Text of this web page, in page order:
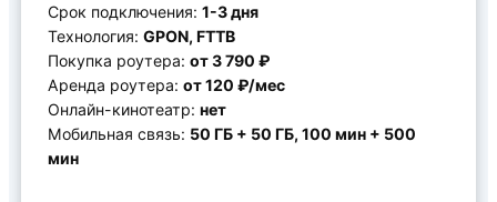
Срок подключения: 1-3 дня
Технология: GPON, FTTB
Покупка роутера: от 3 790 ₽
Аренда роутера: от 120 ₽/мес
Онлайн-кинотеатр: нет
Мобильная связь: 50 ГБ + 50 ГБ, 100 мин + 500
мин